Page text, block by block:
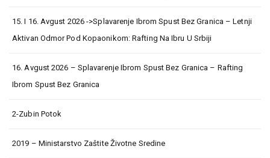
15. I 16. Avgust 2026 ->Splavarenje Ibrom Spust Bez Granica – Letnji
Aktivan Odmor Pod Kopaonikom: Rafting Na Ibru U Srbiji
16. Avgust 2026 – Splavarenje Ibrom Spust Bez Granica – Rafting
Ibrom Spust Bez Granica
2-Zubin Potok
2019 – Ministarstvo Zaštite Životne Sredine